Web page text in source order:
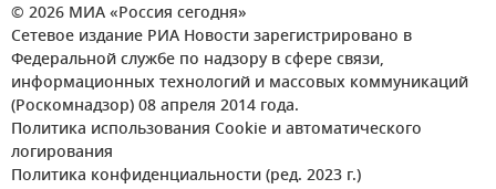
© 2026 МИА «Россия сегодня»
Сетевое издание РИА Новости зарегистрировано в
Федеральной службе по надзору в сфере связи,
информационных технологий и массовых коммуникаций
(Роскомнадзор) 08 апреля 2014 года.
Политика использования Cookie и автоматического
логирования
Политика конфиденциальности (ред. 2023 г.)